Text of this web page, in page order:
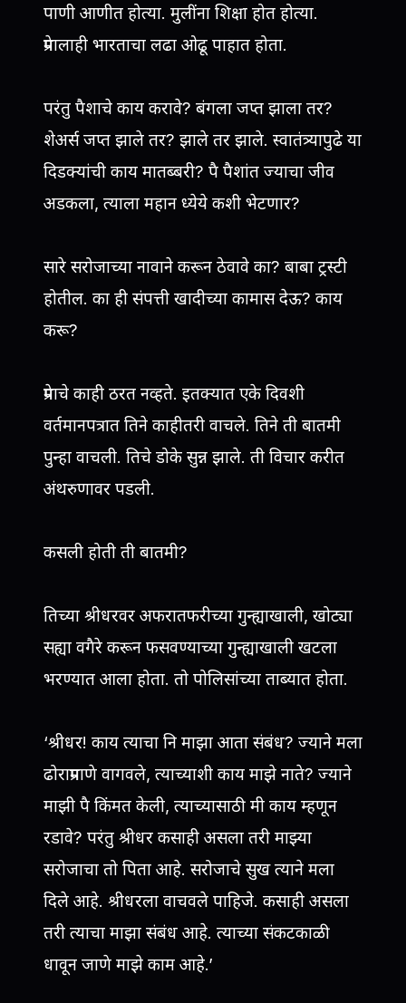
पाणी आणीत होत्या. मुलींना शिक्षा होत होत्या.
प्रेमालाही भारताचा लढा ओढू पाहात होता.
परंतु पैशाचे काय करावे? बंगला जप्त झाला तर?
शेअर्स जप्त झाले तर? झाले तर झाले. स्वातंत्र्यापुढे या
दिडक्यांची काय मातब्बरी? पै पैशांत ज्याचा जीव
अडकला, त्याला महान ध्येये कशी भेटणार?
सारे सरोजाच्या नावाने करून ठेवावे का? बाबा ट्रस्टी
होतील. का ही संपत्ती खादीच्या कामास देऊ? काय
करू?
प्रेमाचे काही ठरत नव्हते. इतक्यात एके दिवशी
वर्तमानपत्रात तिने काहीतरी वाचले. तिने ती बातमी
पुन्हा वाचली. तिचे डोके सुन्न झाले. ती विचार करीत
अंथरुणावर पडली.
कसली होती ती बातमी?
तिच्या श्रीधरवर अफरातफरीच्या गुन्ह्याखाली, खोट्या
सह्या वगैरे करून फसवण्याच्या गुन्ह्याखाली खटला
भरण्यात आला होता. तो पोलिसांच्या ताब्यात होता.
‘श्रीधर! काय त्याचा नि माझा आता संबंध? ज्याने मला
ढोराप्रमाणे वागवले, त्याच्याशी काय माझे नाते? ज्याने
माझी पै किंमत केली, त्याच्यासाठी मी काय म्हणून
रडावे? परंतु श्रीधर कसाही असला तरी माझ्या
सरोजाचा तो पिता आहे. सरोजाचे सुख त्याने मला
दिले आहे. श्रीधरला वाचवले पाहिजे. कसाही असला
तरी त्याचा माझा संबंध आहे. त्याच्या संकटकाळी
धावून जाणे माझे काम आहे.’